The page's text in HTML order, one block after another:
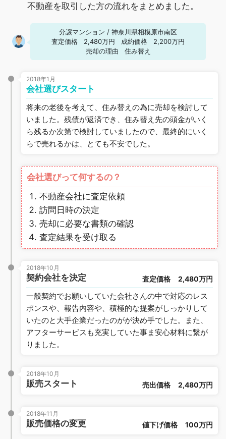
不動産を取引した方の流れをまとめました。
分譲マンション / 神奈川県相模原市南区
査定価格
2,480万円 成約価格
2,200万円
売却の理由
住み替え
2018年1月
会社選びスタート
将来の老後を考えて、住み替えの為に売却を検討して
いました。残債が返済でき、住み替え先の頭金がいく
ら残るか次第で検討していましたので、最終的にいく
らで売れるかは、とても不安でした。
会社選びって何するの？
不動産会社に査定依頼
訪問日時の決定
売却に必要な書類の確認
査定結果を受け取る
2018年10月
契約会社を決定 査定価格 2,480万円
一般契約でお願いしていた会社さんの中で対応のレス
ポンスや、報告内容や、積極的な提案がしっかりして
いたのと大手企業だったのがが決め手でした。また、
アフターサービスも充実していた事ま安心材料に繋が
りました。
2018年10月
販売スタート 売出価格 2,480万円
2018年11月
販売価格の変更 値下げ価格 100万円